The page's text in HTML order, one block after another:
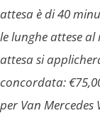
attesa è di 40
le lunghe attese
attesa si
concordata:
per Van Mercedes